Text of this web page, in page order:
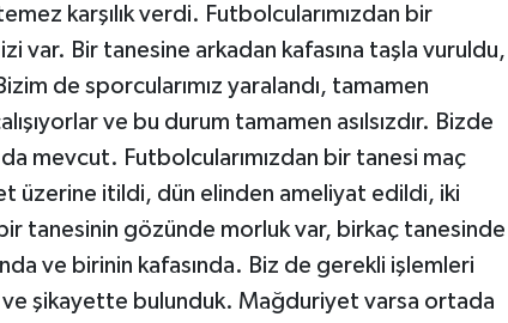
karşılık verdi. Futbolcularımızdan bir
var. Bir tanesine arkadan kafasına taşla vuruldu,
de sporcularımız yaralandı, tamamen
ve bu durum tamamen asılsızdır. Bizde
da mevcut. Futbolcularımızdan bir tanesi maç
üzerine itildi, dün elinden ameliyat edildi, iki
bir tanesinin gözünde morluk var, birkaç tanesinde
ve birinin kafasında. Biz de gerekli işlemleri
ve şikayette bulunduk. Mağduriyet varsa ortada